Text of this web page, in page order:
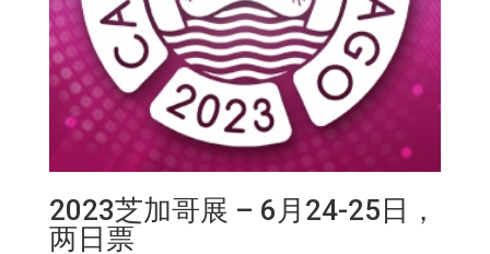
2023芝加哥展 – 6月24-25日，
两日票